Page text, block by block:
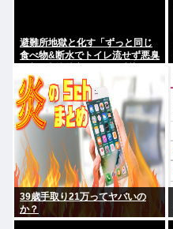
避難所地獄と化す「ずっと同じ
食べ物&断水でトイレ流せず悪臭
39歳手取り21万ってヤバいの
か？